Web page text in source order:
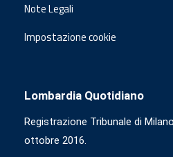
Note Legali
Impostazione cookie
Lombardia Quotidiano
Registrazione Tribunale di
ottobre 2016.